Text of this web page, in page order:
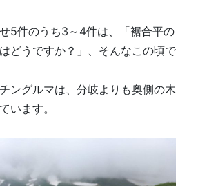
5件のうち3～4件は、「裾合平の
どうですか？」、そんなこの頃で
ングルマは、分岐よりも奥側の木
います。